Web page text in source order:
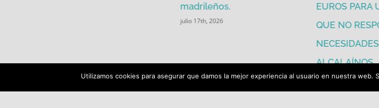
madrileños.
julio 17th, 2026
EUROS PARA
QUE NO
ALCALAÍNOS.
julio 16th, 2026
Utilizamos cookies para asegurar que damos la mejor experiencia al usuario en nuestra